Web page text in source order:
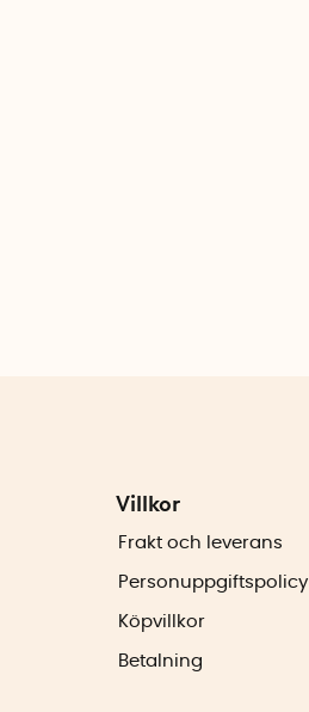
Villkor
Frakt och leverans
Personuppgiftspolicy
Köpvillkor
Betalning